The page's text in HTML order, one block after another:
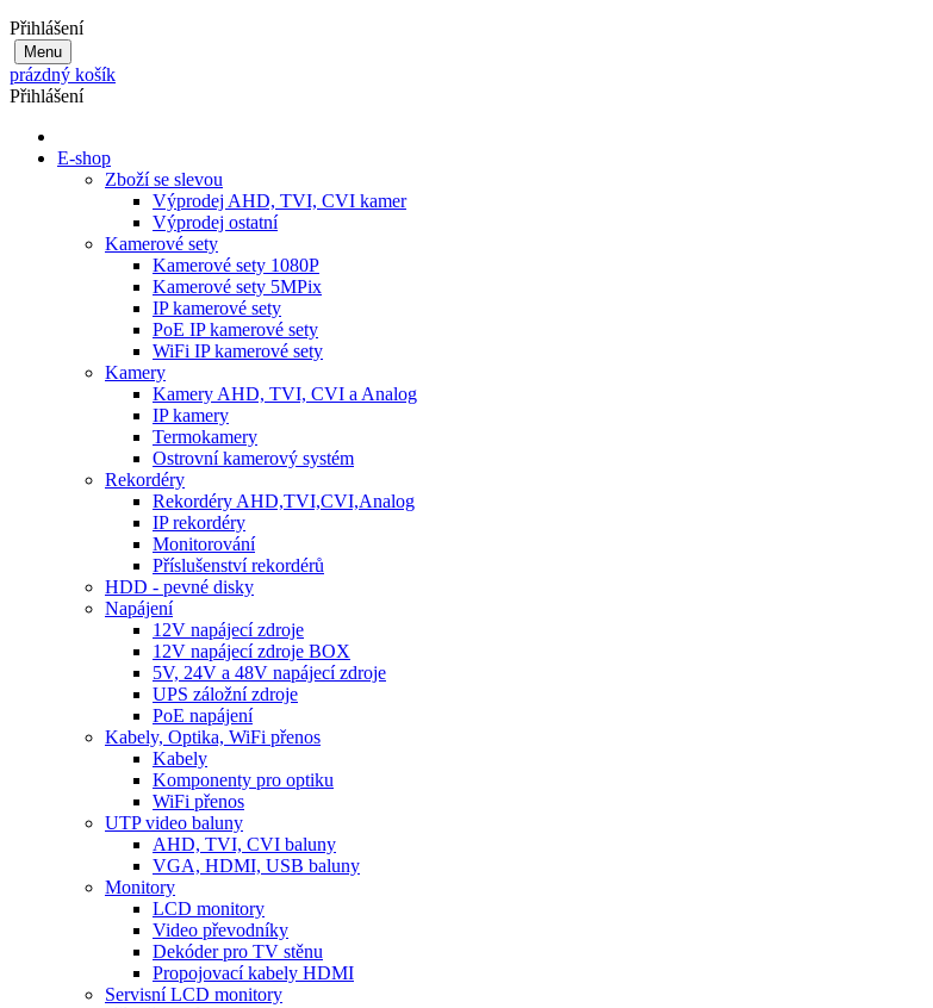
Přihlášení
Menu
prázdný košík
Přihlášení
E-shop
Zboží se slevou
Výprodej AHD, TVI, CVI kamer
Výprodej ostatní
Kamerové sety
Kamerové sety 1080P
Kamerové sety 5MPix
IP kamerové sety
PoE IP kamerové sety
WiFi IP kamerové sety
Kamery
Kamery AHD, TVI, CVI a Analog
IP kamery
Termokamery
Ostrovní kamerový systém
Rekordéry
Rekordéry AHD,TVI,CVI,Analog
IP rekordéry
Monitorování
Příslušenství rekordérů
HDD - pevné disky
Napájení
12V napájecí zdroje
12V napájecí zdroje BOX
5V, 24V a 48V napájecí zdroje
UPS záložní zdroje
PoE napájení
Kabely, Optika, WiFi přenos
Kabely
Komponenty pro optiku
WiFi přenos
UTP video baluny
AHD, TVI, CVI baluny
VGA, HDMI, USB baluny
Monitory
LCD monitory
Video převodníky
Dekóder pro TV stěnu
Propojovací kabely HDMI
Servisní LCD monitory